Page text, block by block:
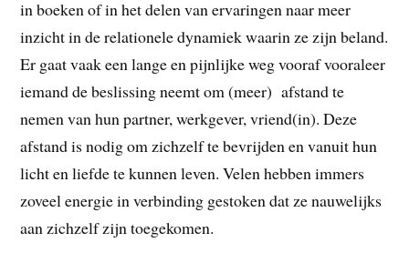
in boeken of in het delen van ervaringen naar meer
inzicht in de relationele dynamiek waarin ze zijn beland.
Er gaat vaak een lange en pijnlijke weg vooraf vooraleer
iemand de beslissing neemt om (meer) afstand te
nemen van hun partner, werkgever, vriend(in). Deze
afstand is nodig om zichzelf te bevrijden en vanuit hun
licht en liefde te kunnen leven. Velen hebben immers
zoveel energie in verbinding gestoken dat ze nauwelijks
aan zichzelf zijn toegekomen.